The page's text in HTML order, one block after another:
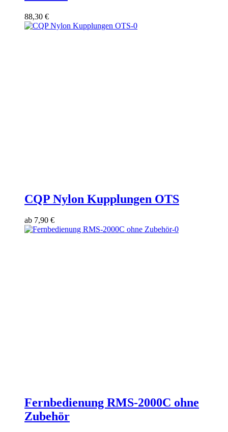
88,30 €
CQP Nylon Kupplungen OTS
ab 7,90 €
Fernbedienung RMS-2000C ohne
Zubehör